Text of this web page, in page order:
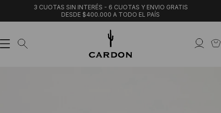
3 CUOTAS SIN INTERÉS - 6 CUOTAS Y ENVIO GRATIS
DESDE $400.000 A TODO EL PAÍS